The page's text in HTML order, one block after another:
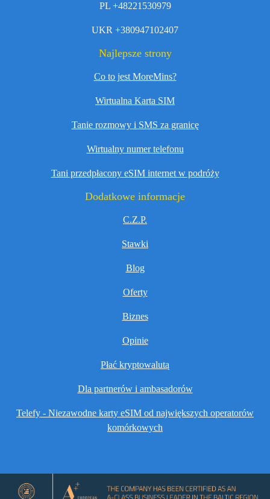
PL +48221530979
UKR +380947102407
Najlepsze strony
Co to jest MoreMins?
Wirtualna Karta SIM
Tanie rozmowy i SMS za granicę
Wirtualny numer telefonu
Tani przedpłacony eSIM internet w podróży
Dodatkowe informacje
C.Z.P.
Stawki
Blog
Oferty
Biznes
Opinie
Płać kryptowalutą
Dla partnerów i ambasadorów
Telefy - Niezawodne karty eSIM od największych operatorów
komórkowych